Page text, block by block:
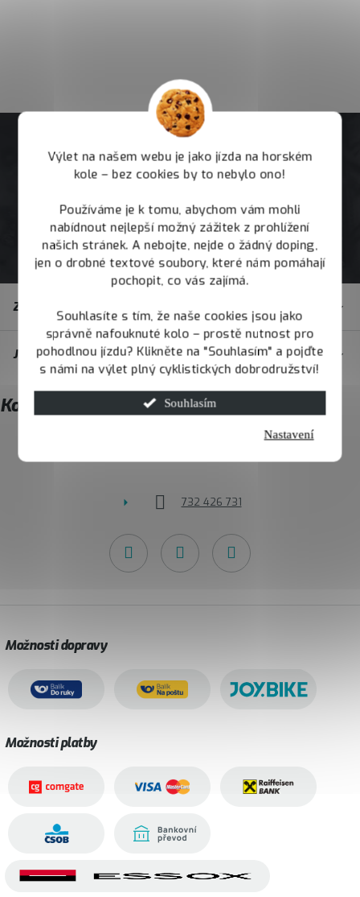
Výlet na našem webu je jako jízda na horském
kole – bez cookies by to nebylo ono!
Používáme je k tomu, abychom vám mohli
nabídnout nejlepší možný zážitek z prohlížení
našich stránek. A nebojte, nejde o žádný doping,
jen o drobné textové soubory, které nám pomáhají
pochopit, co vás zajímá.
Souhlasíte s tím, že naše cookies jsou jako
správně nafouknuté kolo – prostě nutnost pro
pohodlnou jízdu? Klikněte na "Souhlasím" a pojďte
s námi na výlet plný cyklistických dobrodružství!
Souhlasím
Nastavení
t
í
Zákaznický servis
JOY.BIKE
Kontakt
732 426 731
Možnosti dopravy
Možnosti platby